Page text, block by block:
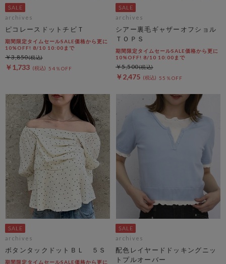
archives
ピコレースドットチビＴ
期間限定タイムセールSALE価格から更に
10%OFF! 8/10 10:00まで
￥1,733 54％OFF
￥3,850
archives
シアー裏毛ギャザーオフショル
ＴＯＰＳ
期間限定タイムセールSALE価格から更に
10%OFF! 8/10 10:00まで
￥2,475 55％OFF
￥5,500
archives
ボタンタックドットＢＬ ５Ｓ
期間限定タイムセールSALE価格から更に
archives
配色レイヤードドッキングニッ
トプルオーバー